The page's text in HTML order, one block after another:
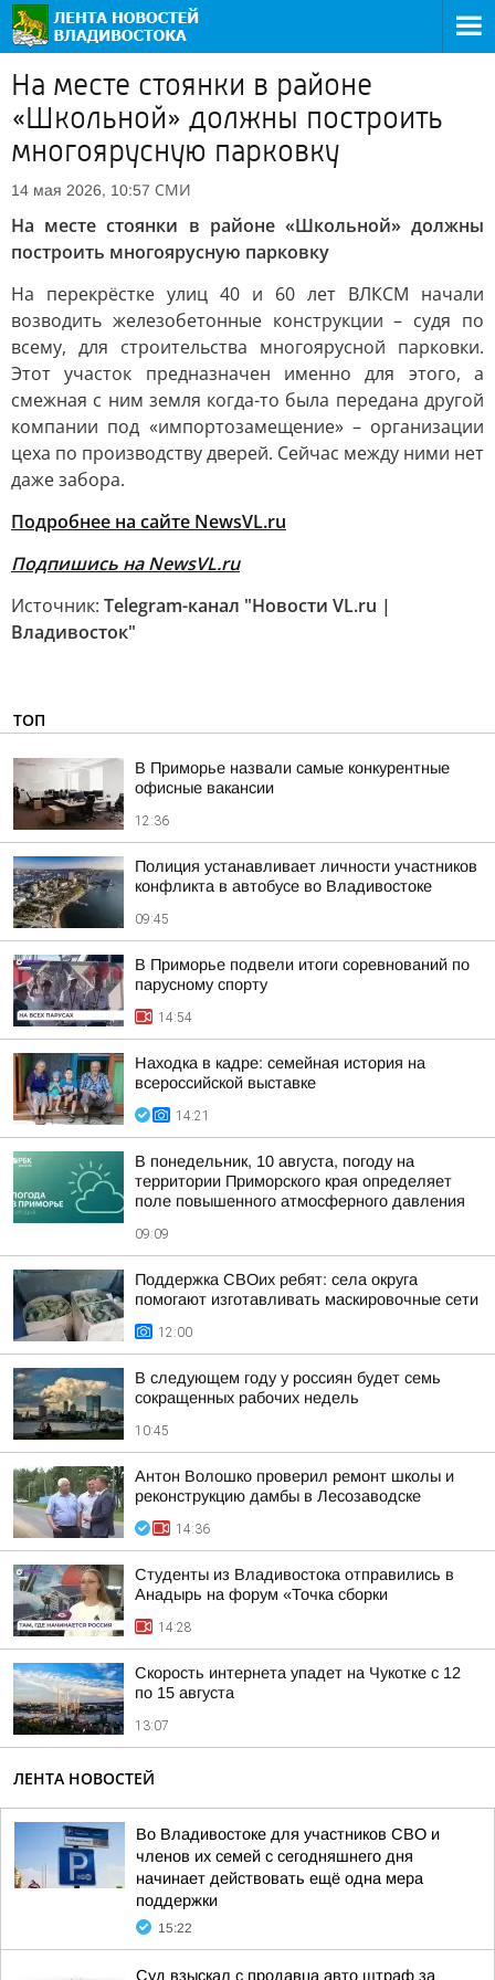
На месте стоянки в районе
«Школьной» должны построить
многоярусную парковку
14 мая 2026, 10:57 СМИ
На месте стоянки в районе «Школьной» должны
построить многоярусную парковку
На перекрёстке улиц 40 и 60 лет ВЛКСМ начали
возводить железобетонные конструкции – судя по
всему, для строительства многоярусной парковки.
Этот участок предназначен именно для этого, а
смежная с ним земля когда-то была передана другой
компании под «импортозамещение» – организации
цеха по производству дверей. Сейчас между ними нет
даже забора.
Подробнее на сайте NewsVL.ru
Подпишись на NewsVL.ru
Источник: Telegram-канал "Новости VL.ru |
Владивосток"
ТОП
В Приморье назвали самые конкурентные
офисные вакансии
12:36
Полиция устанавливает личности участников
конфликта в автобусе во Владивостоке
09:45
В Приморье подвели итоги соревнований по
парусному спорту
14:54
Находка в кадре: семейная история на
всероссийской выставке
14:21
В понедельник, 10 августа, погоду на
территории Приморского края определяет
поле повышенного атмосферного давления
09:09
Поддержка СВОих ребят: села округа
помогают изготавливать маскировочные сети
12:00
В следующем году у россиян будет семь
сокращенных рабочих недель
10:45
Антон Волошко проверил ремонт школы и
реконструкцию дамбы в Лесозаводске
14:36
Студенты из Владивостока отправились в
Анадырь на форум «Точка сборки
14:28
Скорость интернета упадет на Чукотке с 12
по 15 августа
13:07
ЛЕНТА НОВОСТЕЙ
Во Владивостоке для участников СВО и
членов их семей с сегодняшнего дня
начинает действовать ещё одна мера
поддержки
15:22
Суд взыскал с продавца авто штраф за